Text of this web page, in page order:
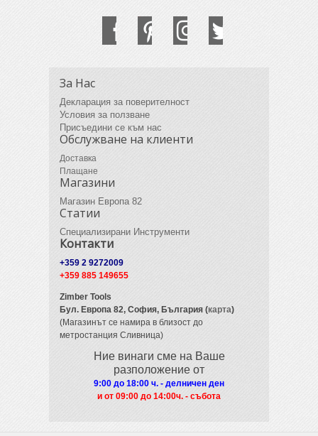
За Нас
Декларация за поверителност
Условия за ползване
Присъедини се към нас
Обслужване на клиенти
Доставка
Плащане
Магазини
Магазин Европа 82
Статии
Специализирани Инструменти
Контакти
+359 2 9272009
+359 885 149655
Zimber Tools
Бул. Европа 82, София, България (карта)
(Магазинът се намира в близост до
метростанция Сливница)
Ние винаги сме на Ваше
разположение от
9:00 до 18:00 ч. - делничен ден
и от 09:00 до 14:00ч. - събота